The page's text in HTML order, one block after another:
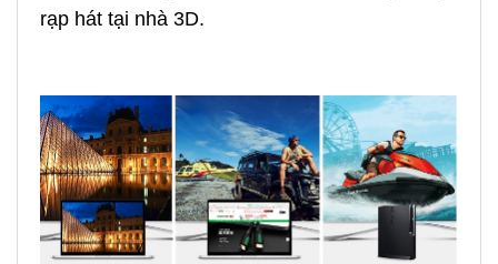
rạp hát tại nhà 3D.